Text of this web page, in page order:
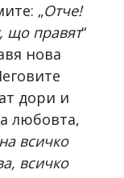
„Отче!
що правят“
нова
дори и
любовта,
всичко
всичко